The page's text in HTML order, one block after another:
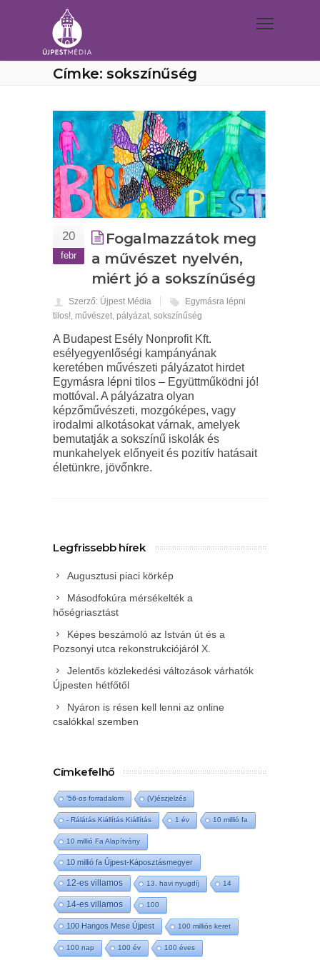
Címke: sokszínűség
20
febr
Fogalmazzátok meg
a művészet nyelvén,
miért jó a sokszínűség
Szerző: Újpest Média
Egymásra lépni
tilos!, művészet, pályázat, sokszínűség
A Budapest Esély Nonprofit Kft.
esélyegyenlőségi kampányának
keretében művészeti pályázatot hirdet
Egymásra lépni tilos – Együttműködni jó!
mottóval. A pályázatra olyan
képzőművészeti, mozgóképes, vagy
irodalmi alkotásokat várnak, amelyek
bemutatják a sokszínű iskolák és
munkahelyek előnyeit és pozitív hatásait
életünkre, jövőnkre.
Legfrissebb hírek
Augusztusi piaci körkép
Másodfokúra mérsékelték a
hőségriasztást
Képes beszámoló az István út és a
Pozsonyi utca rekonstrukciójáról X.
Jelentős közlekedési változások várhatók
Újpesten hétfőtől
Nyáron is résen kell lenni az online
csalókkal szemben
Címkefelhő
'56-os forradalom (V)észjelzés
- Rálátás Kiállítás Kiállítás 1 év 10 millió fa
10 millió Fa Alapítvány
10 millió fa Újpest-Káposztásmegyer
12-es villamos 13. havi nyugdíj 14
14-es villamos 100
100 Hangos Mese Újpest 100 milliós keret
100 nap 100 év 100 éves